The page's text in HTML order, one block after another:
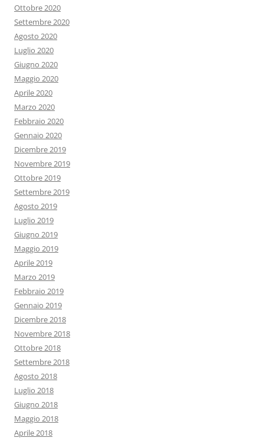
Ottobre 2020
Settembre 2020
Agosto 2020
Luglio 2020
Giugno 2020
Maggio 2020
Aprile 2020
Marzo 2020
Febbraio 2020
Gennaio 2020
Dicembre 2019
Novembre 2019
Ottobre 2019
Settembre 2019
Agosto 2019
Luglio 2019
Giugno 2019
Maggio 2019
Aprile 2019
Marzo 2019
Febbraio 2019
Gennaio 2019
Dicembre 2018
Novembre 2018
Ottobre 2018
Settembre 2018
Agosto 2018
Luglio 2018
Giugno 2018
Maggio 2018
Aprile 2018